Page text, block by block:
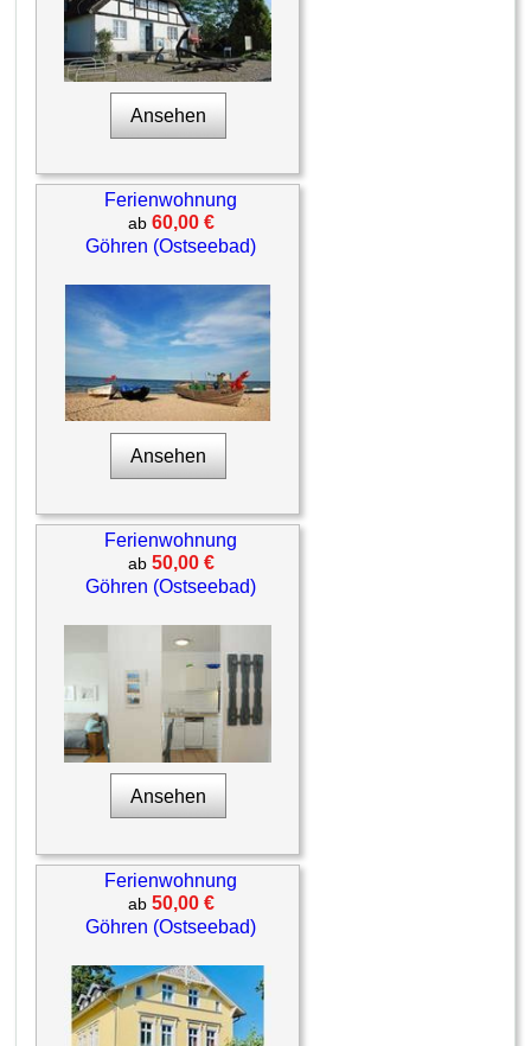
Ansehen
Ferienwohnung
ab 60,00 €
Göhren (Ostseebad)
Ansehen
Ferienwohnung
ab 50,00 €
Göhren (Ostseebad)
Ansehen
Ferienwohnung
ab 50,00 €
Göhren (Ostseebad)